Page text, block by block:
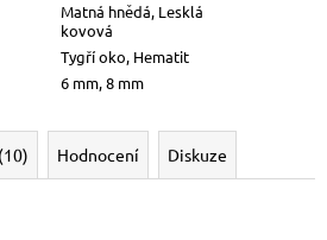
Matná hnědá, Lesklá
kovová
Tygří oko, Hematit
6 mm, 8 mm
Hodnocení Diskuze